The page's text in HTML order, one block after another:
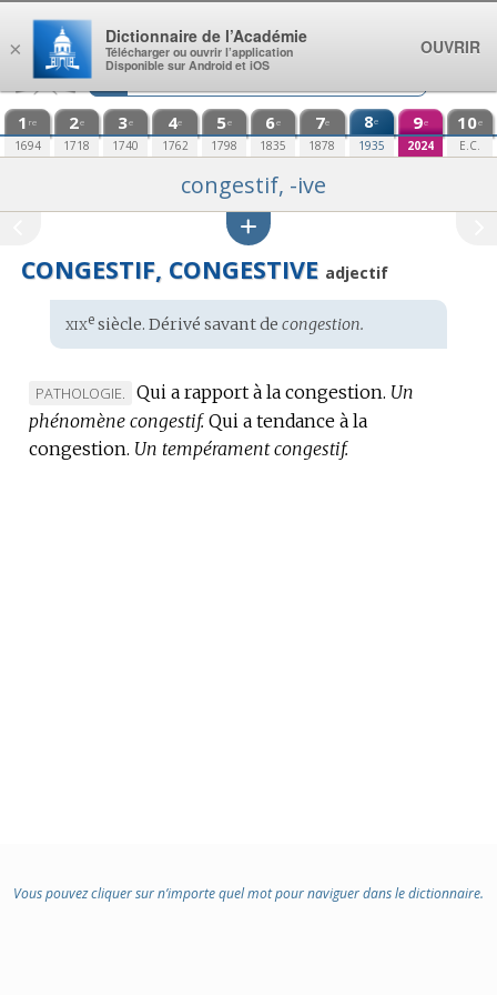
Aller au contenu
1 re
1694
2e
1718
3e
1740
4e
1762
5e
1798
6e
1835
7e
1878
8e
1935
9e
2024
10e
E.C.
congestif, -ive
CONGESTIF, CONGESTIVE adjectif
Étymologie
:
xixesiècle. Dérivé savant de congestion.
MARQUE
DE
DOMAINE
PATHOLOGIE. Qui a rapport à la congestion. Un
phénomène congestif. Qui a tendance à la
congestion. Un tempérament congestif.
Vous pouvez cliquer sur n’importe quel mot pour naviguer dans le dictionnaire.
×
Dictionnaire de l’Académie
Télécharger ou ouvrir l’application
Disponible sur Android et iOS
OUVRIR